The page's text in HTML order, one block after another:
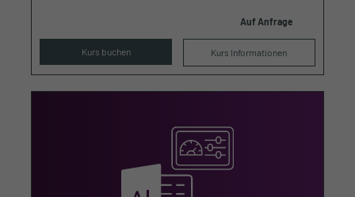
Auf Anfrage
Kurs buchen Kurs Informationen